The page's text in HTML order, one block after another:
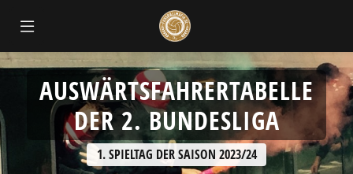
AUSWÄRTSFAHRERTABELLE
DER 2. BUNDESLIGA
1. SPIELTAG DER SAISON 2023/24